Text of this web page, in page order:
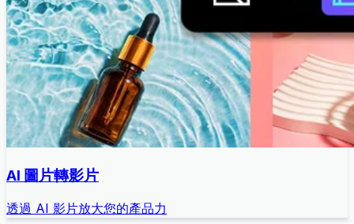
AI 圖片轉影片
透過 AI 影片放大您的產品力